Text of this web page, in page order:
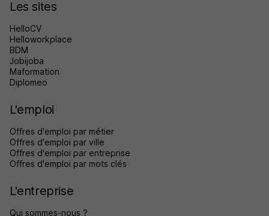
Les sites
HelloCV
Helloworkplace
BDM
Jobijoba
Maformation
Diplomeo
L'emploi
Offres d'emploi par métier
Offres d'emploi par ville
Offres d'emploi par entreprise
Offres d'emploi par mots clés
L'entreprise
Qui sommes-nous ?